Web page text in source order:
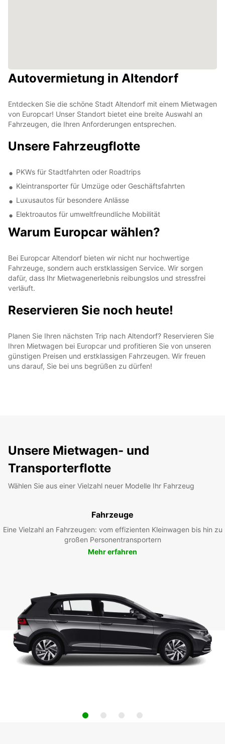
Autovermietung in Altendorf
Entdecken Sie die schöne Stadt Altendorf mit einem Mietwagen
von Europcar! Unser Standort bietet eine breite Auswahl an
Fahrzeugen, die Ihren Anforderungen entsprechen.
Unsere Fahrzeugflotte
PKWs für Stadtfahrten oder Roadtrips
Kleintransporter für Umzüge oder Geschäftsfahrten
Luxusautos für besondere Anlässe
Elektroautos für umweltfreundliche Mobilität
Warum Europcar wählen?
Bei Europcar Altendorf bieten wir nicht nur hochwertige
Fahrzeuge, sondern auch erstklassigen Service. Wir sorgen
dafür, dass Ihr Mietwagenerlebnis reibungslos und stressfrei
verläuft.
Reservieren Sie noch heute!
Planen Sie Ihren nächsten Trip nach Altendorf? Reservieren Sie
Ihren Mietwagen bei Europcar und profitieren Sie von unseren
günstigen Preisen und erstklassigen Fahrzeugen. Wir freuen
uns darauf, Sie bei uns begrüßen zu dürfen!
Unsere Mietwagen- und
Transporterflotte
Wählen Sie aus einer Vielzahl neuer Modelle Ihr Fahrzeug
Fahrzeuge
Eine Vielzahl an Fahrzeugen: vom effizienten Kleinwagen bis hin zu
großen Personentransportern
Mehr erfahren